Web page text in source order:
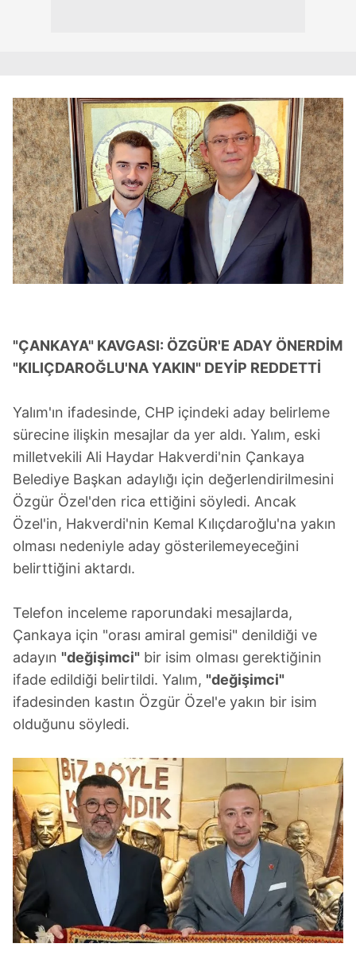
"ÇANKAYA" KAVGASI: ÖZGÜR'E ADAY ÖNERDİM
"KILIÇDAROĞLU'NA YAKIN" DEYİP REDDETTİ
Yalım'ın ifadesinde, CHP içindeki aday belirleme
sürecine ilişkin mesajlar da yer aldı. Yalım, eski
milletvekili Ali Haydar Hakverdi'nin Çankaya
Belediye Başkan adaylığı için değerlendirilmesini
Özgür Özel'den rica ettiğini söyledi. Ancak
Özel'in, Hakverdi'nin Kemal Kılıçdaroğlu'na yakın
olması nedeniyle aday gösterilemeyeceğini
belirttiğini aktardı.
Telefon inceleme raporundaki mesajlarda,
Çankaya için "orası amiral gemisi" denildiği ve
adayın "değişimci" bir isim olması gerektiğinin
ifade edildiği belirtildi. Yalım, "değişimci"
ifadesinden kastın Özgür Özel'e yakın bir isim
olduğunu söyledi.